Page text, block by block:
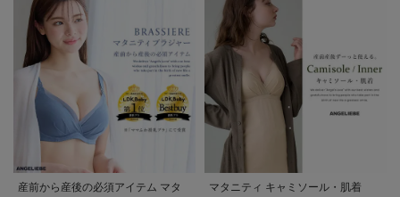
産前から産後の必須アイテム マタ
マタニティ キャミソール・肌着